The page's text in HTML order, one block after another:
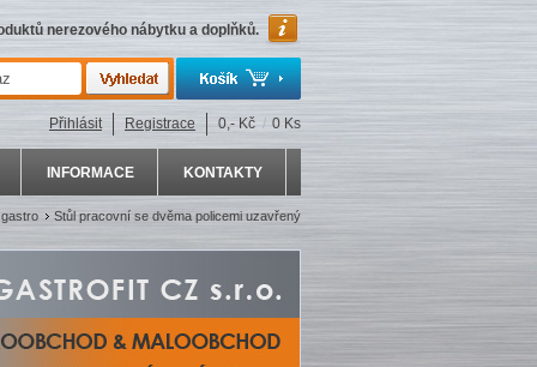
nerezového nábytku a doplňků.
Přihlásit Registrace 0,- Kč / 0 Ks
INFORMACE KONTAKTY
Stůl pracovní se dvěma policemi uzavřený